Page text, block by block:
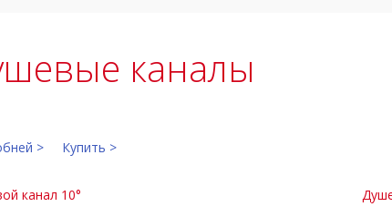
каналы
> Купить >
канал 10°